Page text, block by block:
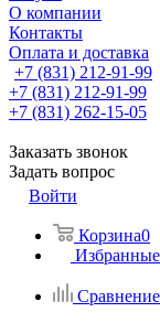
О компании
Контакты
Оплата и доставка
+7 (831) 212-91-99
+7 (831) 212-91-99
+7 (831) 262-15-05
Заказать звонок
Задать вопрос
Войти
Корзина0